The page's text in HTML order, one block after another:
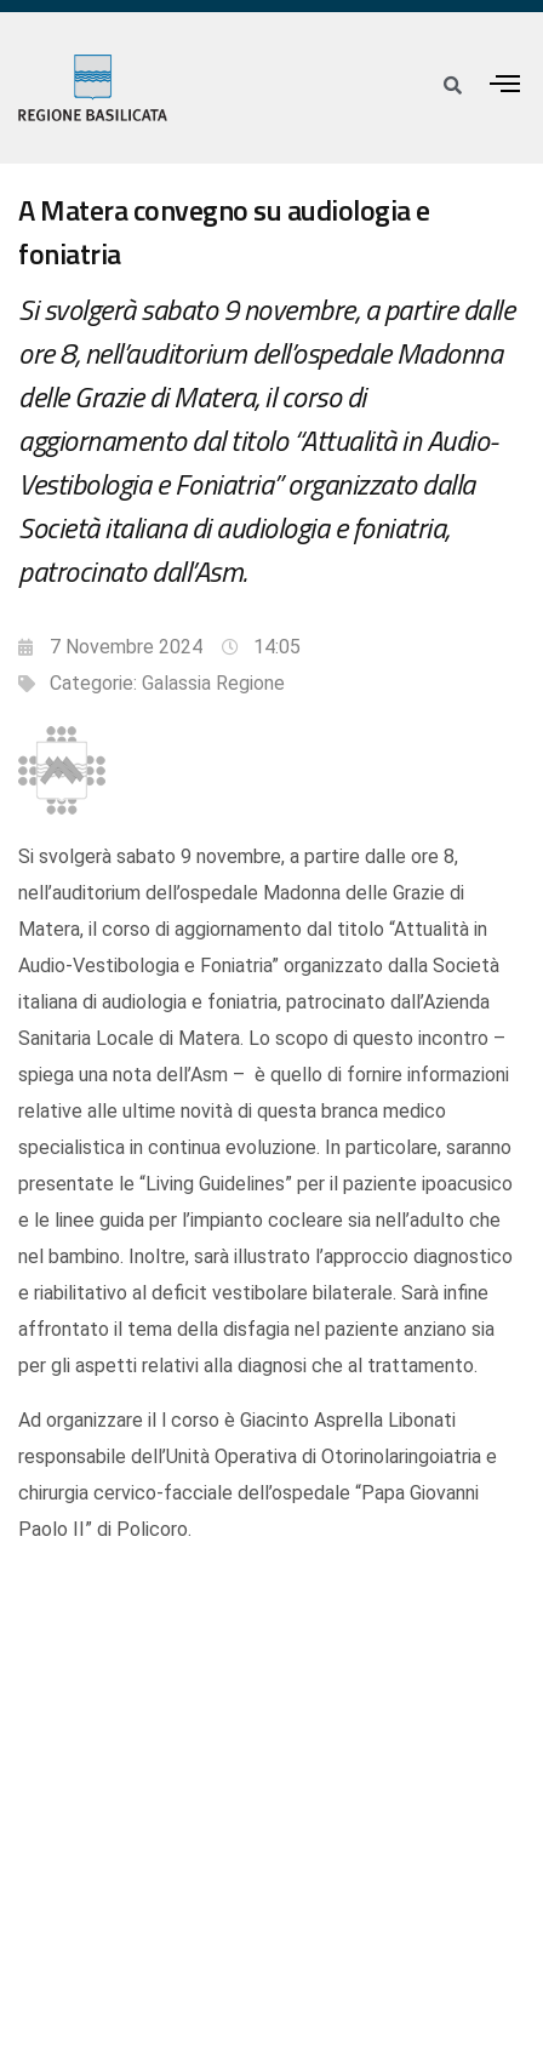
A Matera convegno su audiologia e
foniatria
Si svolgerà sabato 9 novembre, a partire dalle
ore 8, nell’auditorium dell’ospedale Madonna
delle Grazie di Matera, il corso di
aggiornamento dal titolo “Attualità in Audio-
Vestibologia e Foniatria” organizzato dalla
Società italiana di audiologia e foniatria,
patrocinato dall’Asm.
7 Novembre 2024
14:05
Categorie: Galassia Regione
Si svolgerà sabato 9 novembre, a partire dalle ore 8,
nell’auditorium dell’ospedale Madonna delle Grazie di
Matera, il corso di aggiornamento dal titolo “Attualità in
Audio-Vestibologia e Foniatria” organizzato dalla Società
italiana di audiologia e foniatria, patrocinato dall’Azienda
Sanitaria Locale di Matera. Lo scopo di questo incontro –
spiega una nota dell’Asm – è quello di fornire informazioni
relative alle ultime novità di questa branca medico
specialistica in continua evoluzione. In particolare, saranno
presentate le “Living Guidelines” per il paziente ipoacusico
e le linee guida per l’impianto cocleare sia nell’adulto che
nel bambino. Inoltre, sarà illustrato l’approccio diagnostico
e riabilitativo al deficit vestibolare bilaterale. Sarà infine
affrontato il tema della disfagia nel paziente anziano sia
per gli aspetti relativi alla diagnosi che al trattamento.
Ad organizzare il l corso è Giacinto Asprella Libonati
responsabile dell’Unità Operativa di Otorinolaringoiatria e
chirurgia cervico-facciale dell’ospedale “Papa Giovanni
Paolo II” di Policoro.